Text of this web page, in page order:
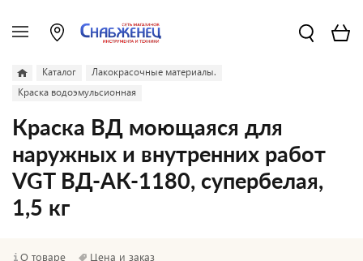
Каталог
Лакокрасочные материалы.
Краска водоэмульсионная
Краска ВД моющаяся для
наружных и внутренних работ
VGT ВД-АК-1180, супербелая,
1,5 кг
О товаре Цена и заказ